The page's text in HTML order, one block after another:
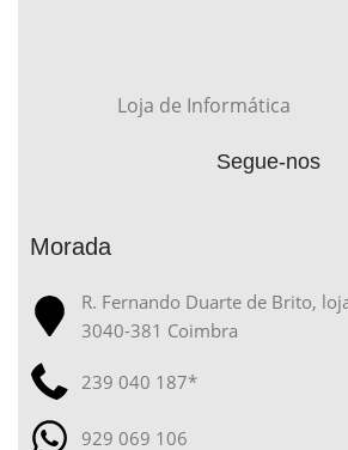
Loja de Informática
Segue-nos
Morada
R. Fernando Duarte de Brito,
3040-381 Coimbra
239 040 187*
929 069 106